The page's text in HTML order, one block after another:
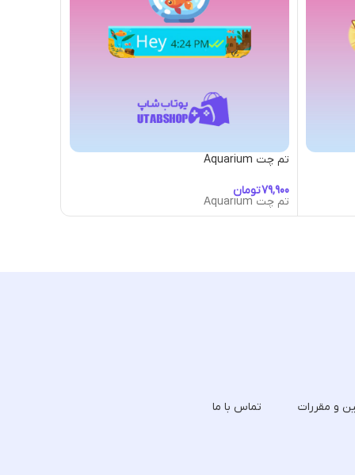
تم چت Aquarium
تومان
تم چت Aquarium
و مقررات تماس با ما